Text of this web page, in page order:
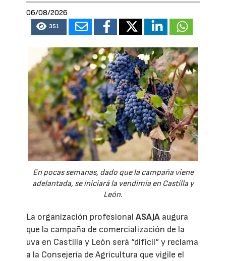
06/08/2026
351
En pocas semanas, dado que la campaña viene
adelantada, se iniciará la vendimia en Castilla y
León.
La organización profesionalASAJA augura
que la campaña de comercialización de la
uva en Castilla y León será “difícil“ y reclama
a la Consejería de Agricultura que vigile el